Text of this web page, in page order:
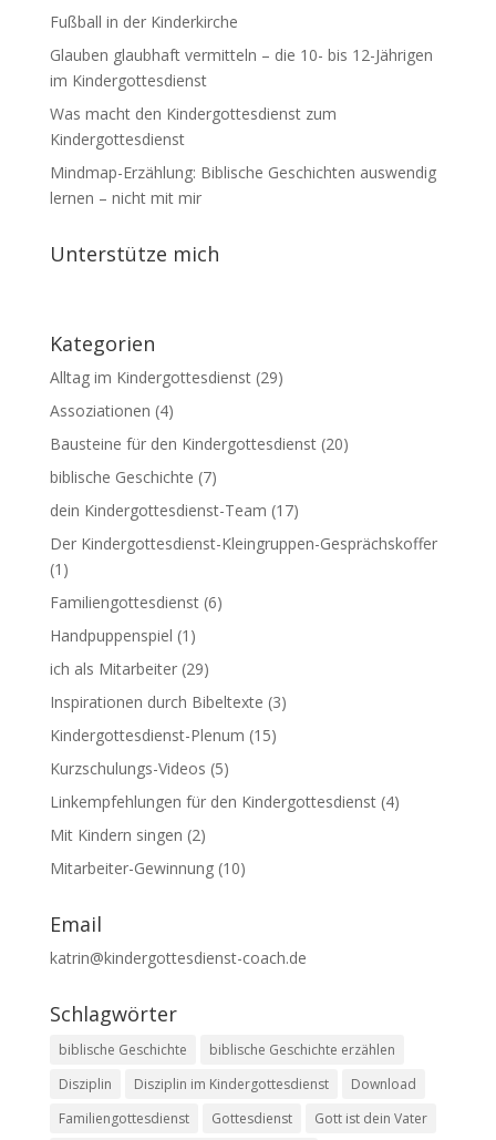
Fußball in der Kinderkirche
Glauben glaubhaft vermitteln – die 10- bis 12-Jährigen
im Kindergottesdienst
Was macht den Kindergottesdienst zum
Kindergottesdienst
Mindmap-Erzählung: Biblische Geschichten auswendig
lernen – nicht mit mir
Unterstütze mich
Kategorien
Alltag im Kindergottesdienst(29)
Assoziationen (4)
Bausteine für den Kindergottesdienst(20)
biblische Geschichte (7)
dein Kindergottesdienst-Team (17)
Der Kindergottesdienst-Kleingruppen-Gesprächskoffer
(1)
Familiengottesdienst(6)
Handpuppenspiel (1)
ich als Mitarbeiter(29)
Inspirationen durch Bibeltexte (3)
Kindergottesdienst-Plenum (15)
Kurzschulungs-Videos (5)
Linkempfehlungen für den Kindergottesdienst(4)
Mit Kindern singen (2)
Mitarbeiter-Gewinnung(10)
Email
katrin@kindergottesdienst-coach.de
Schlagwörter
biblische Geschichte
biblische Geschichte erzählen
Disziplin
Disziplin im Kindergottesdienst
Download
Familiengottesdienst
Gottesdienst Gott ist dein Vater